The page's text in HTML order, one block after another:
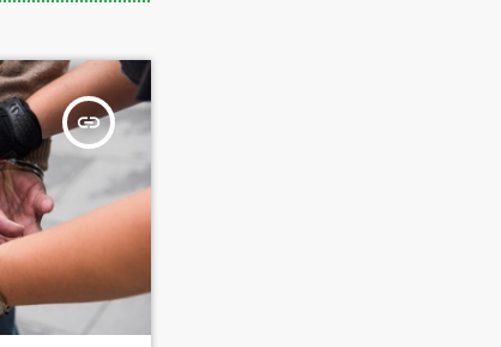
insert_link